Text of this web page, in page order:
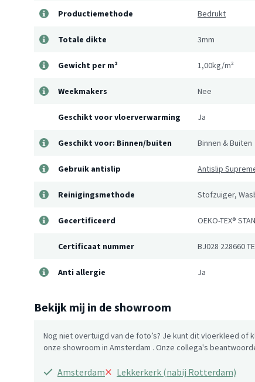
Productiemethode Bedrukt
Totale dikte 3mm
Gewicht per m² 1,00kg/m²
Weekmakers Nee
Geschikt voor vloerverwarming Ja
Geschikt voor: Binnen/buiten Binnen & Buiten
Gebruik antislip Antislip
Reinigingsmethode Stofzuiger,
Gecertificeerd OEKO-TEX®
Certificaat nummer BJ028 228660
Anti allergie Ja
Bekijk mij in de showroom
Nog niet overtuigd van de foto’s? Je kunt dit vloerkleed of
onze showroom in Amsterdam . Onze collega's
Amsterdam× Lekkerkerk (nabij Rotterdam)